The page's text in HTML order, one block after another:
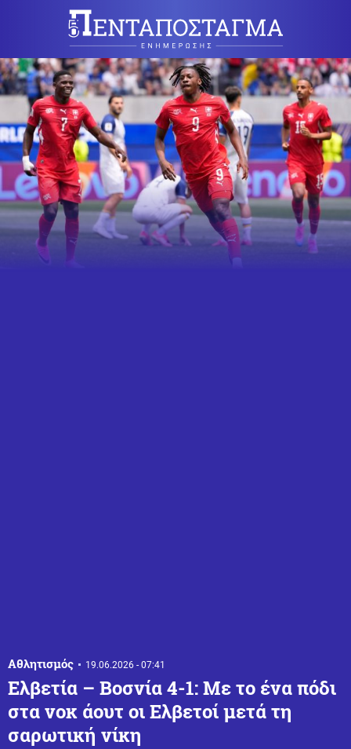
Αθλητισμός 19.06.2026 - 07:41
Ελβετία – Βοσνία 4-1: Με το ένα πόδι
στα νοκ άουτ οι Ελβετοί μετά τη
σαρωτική νίκη